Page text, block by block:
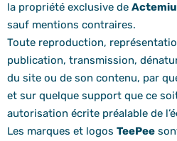
la propriété exclusive de
sauf mentions contraires.
Toute reproduction,
publication, transmission,
du site ou de son contenu, par
et sur quelque support que ce
autorisation écrite préalable de
Les marques et logos TeePee